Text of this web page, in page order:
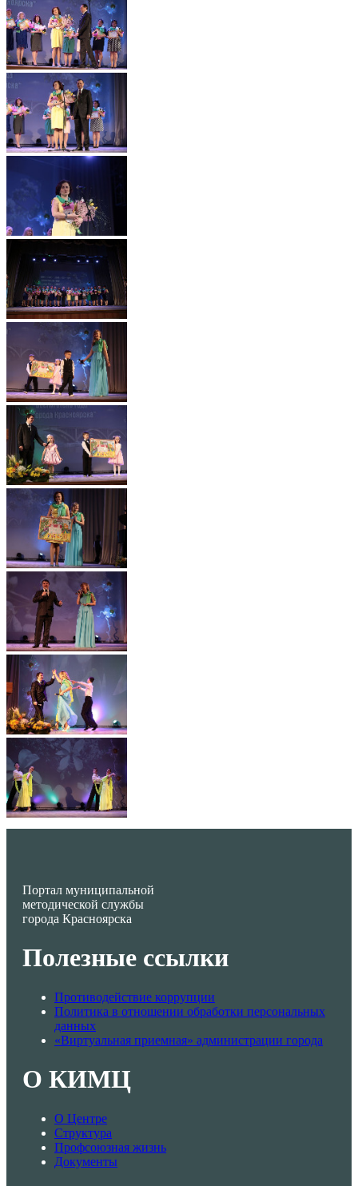
Портал муниципальной
методической службы
города Красноярска
Полезные ссылки
Противодействие коррупции
Политика в отношении обработки персональных
данных
«Виртуальная приемная» администрации города
О КИМЦ
О Центре
Структура
Профсоюзная жизнь
Документы